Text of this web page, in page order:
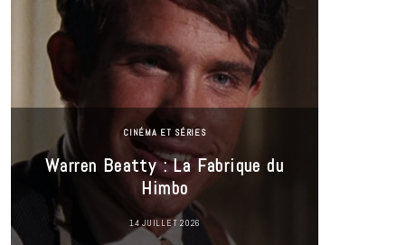
CINÉMA ET SÉRIES
Warren Beatty : La Fabrique du
Himbo
14 JUILLET 2026